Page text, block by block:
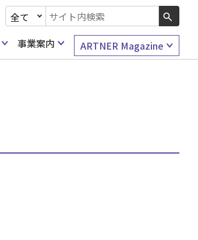
文書種別を選択
検索キーワード入力
事業案内 ARTNER Magazine